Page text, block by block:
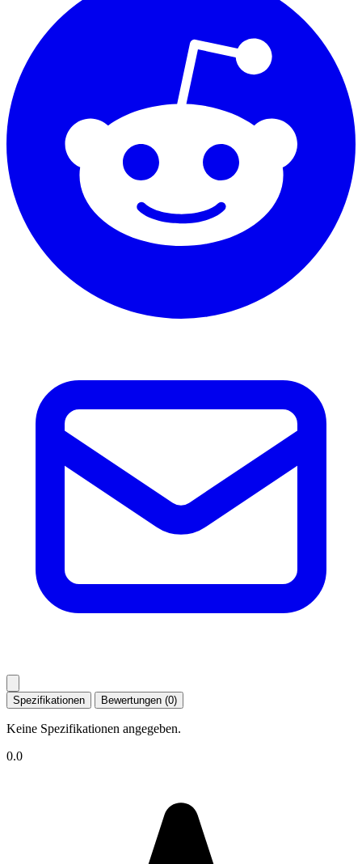
Spezifikationen Bewertungen (0)
Keine Spezifikationen angegeben.
0.0